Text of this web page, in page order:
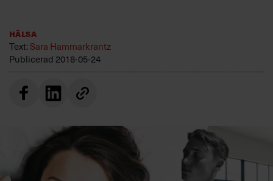
Om oss
Kontakta oss
Kundservice
Villkor och policy för
personuppgiftsbehandling
Hälsa
Text: Sara Hammarkrantz
Publicerad 2018-05-24